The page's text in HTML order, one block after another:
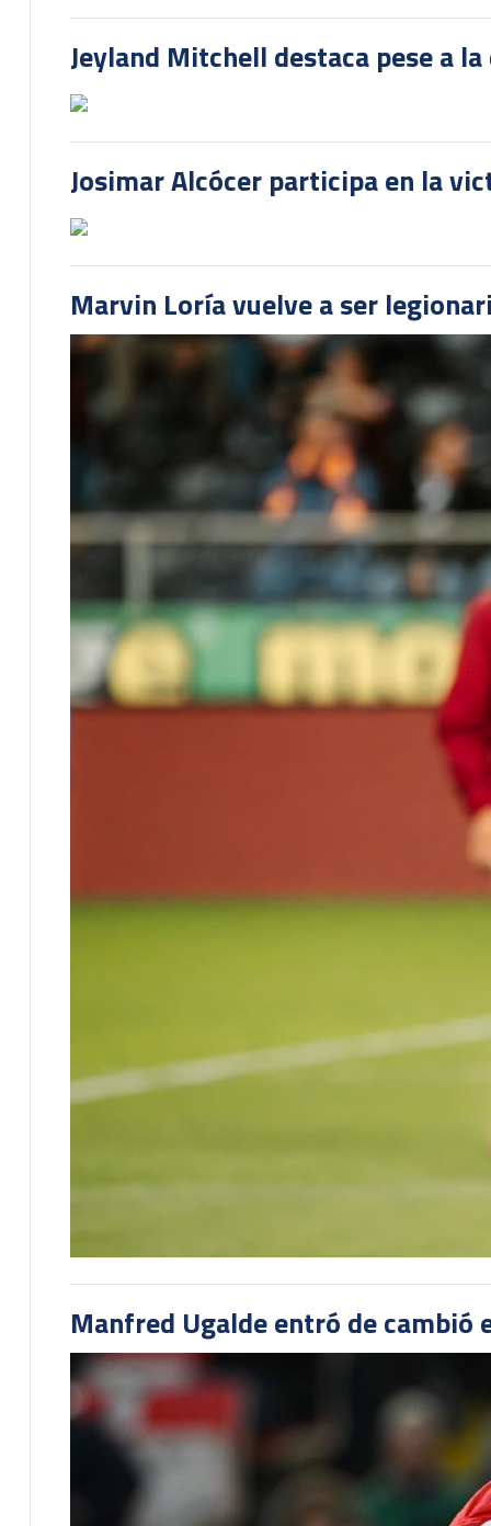
Jeyland Mitchell destaca pese a
Josimar Alcócer participa en la
Marvin Loría vuelve a ser
Manfred Ugalde entró de cambió